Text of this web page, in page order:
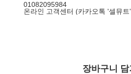
01082095984
온라인 고객센터 (카카오톡 '셀뮤
장바구니 담